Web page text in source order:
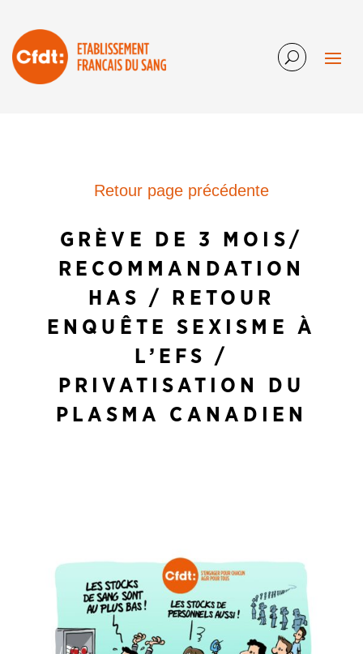
Retour page précédente
GRÈVE DE 3 MOIS/
RECOMMANDATION
HAS / RETOUR
ENQUÊTE SEXISME À
L’EFS /
PRIVATISATION DU
PLASMA CANADIEN